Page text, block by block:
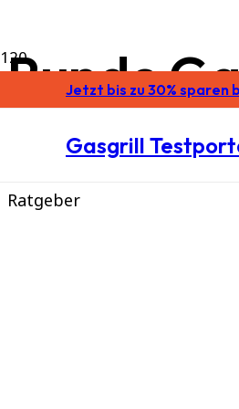
Jetzt bis zu 30% sparen
Gasgrill
Runde
Empfehlungen
Ratgeber